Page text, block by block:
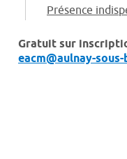
Présence
Gratuit sur
eacm@aulnay-